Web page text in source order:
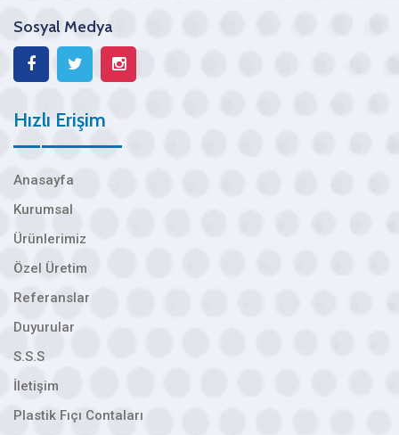
Sosyal Medya
Hızlı Erişim
Anasayfa
Kurumsal
Ürünlerimiz
Özel Üretim
Referanslar
Duyurular
S.S.S
İletişim
Plastik Fıçı Contaları